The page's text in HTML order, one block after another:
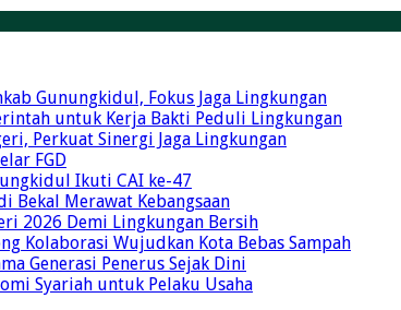
Gunungkidul, Fokus Jaga Lingkungan
untuk Kerja Bakti Peduli Lingkungan
Perkuat Sinergi Jaga Lingkungan
FGD
Ikuti CAI ke-47
Bekal Merawat Kebangsaan
2026 Demi Lingkungan Bersih
Kolaborasi Wujudkan Kota Bebas Sampah
Generasi Penerus Sejak Dini
Syariah untuk Pelaku Usaha